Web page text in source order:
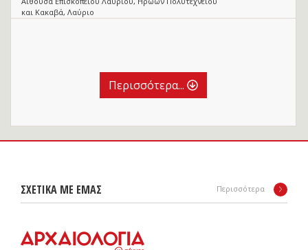
και Κακαβά, Λαύριο
Περισσότερα...
ΣΧΕΤΙΚΑ ΜΕ ΕΜΑΣ Περισσότερα